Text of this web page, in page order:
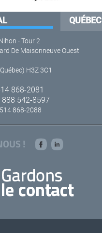
QUÉBEC
- Tour 2
De Maisonneuve Ouest
H3Z 3C1
868-2081
888 542-8597
868-2088
!